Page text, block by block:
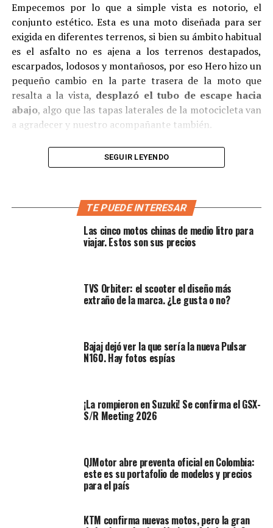
Empecemos por lo que a simple vista es notorio, el
conjunto estético. Esta es una moto diseñada para ser
exigida en diferentes terrenos, si bien su ámbito habitual
es el asfalto no es ajena a los terrenos destapados,
escarpados, lodosos y montañosos, por eso Hero hizo un
pequeño cambio en la parte trasera de la moto que
resalta a la vista, desplazó el tubo de escape hacia
abajo, algo que las tapas laterales de la motocicleta van
a agradecer y nuestro acompañante también.
salida del tubo que se conecta al motor. En el modelo
anterior este iba pegado a toda la parte mecánica, en el
recubrimiento de la horquilla telescópica delantera. En
el modelo anterior (vea aquíHero lanza la renovada
XPulse 200 4V) los cauchos que recubrían la
distribución, es decir, ahora son menos apeñuscados lo
SEGUIR LEYENDO
TE PUEDE INTERESAR
Las cinco motos chinas de medio litro para
viajar. Estos son sus precios
TVS Orbiter: el scooter el diseño más
extraño de la marca. ¿Le gusta o no?
Bajaj dejó ver la que sería la nueva Pulsar
N160. Hay fotos espías
¡La rompieron en Suzuki! Se confirma el GSX-
S/R Meeting 2026
QJMotor abre preventa oficial en Colombia:
este es su portafolio de modelos y precios
para el país
KTM confirma nuevas motos, pero la gran